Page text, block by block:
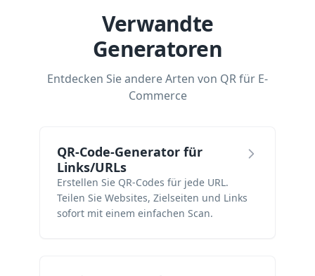
Verwandte
Generatoren
Entdecken Sie andere Arten von QR für E-
Commerce
QR-Code-Generator für
Links/URLs
Erstellen Sie QR-Codes für jede URL.
Teilen Sie Websites, Zielseiten und Links
sofort mit einem einfachen Scan.